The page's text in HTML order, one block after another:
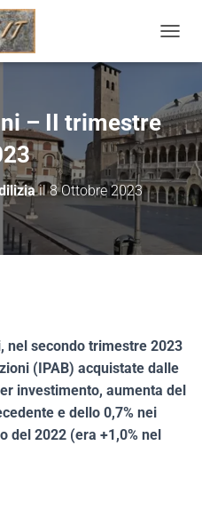
A
G
A
Z
I
O
N
O
– II trimestre
il8 Ottobre 2023
nel secondo trimestre 2023
(IPAB) acquistate dalle
investimento, aumenta del
e dello 0,7% nei
del 2022 (era +1,0% nel